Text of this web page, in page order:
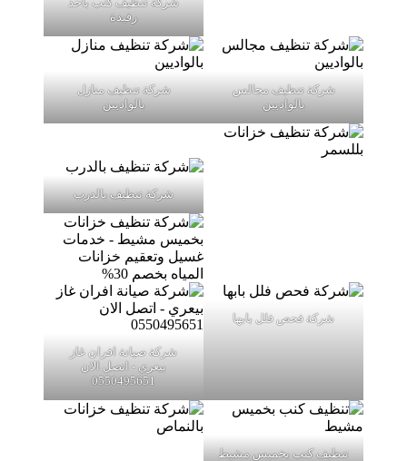
رفيدة
شركة تنظيف مجالس
بالواديين
شركة تنظيف منازل
بالواديين
شركة تنظيف بالدرب
شركة فحص فلل بابها
شركة صيانة افران غاز
بيعري - اتصل الان
0550495651
تنظيف كنب بخميس مشيط